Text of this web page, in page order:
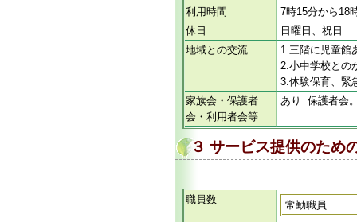
利用時間
7時15分から18
休日
日曜日、祝日
地域との交流
1.三階に児童館
2.小中学校との
3.体験保育、緊
家族会・保護者
会・利用者会等
あり 保護者会
３ サービス提供のため
職員数 常勤職員